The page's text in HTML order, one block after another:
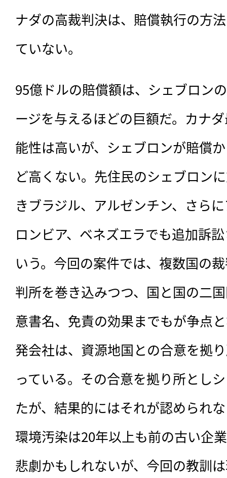
ナダの高裁判決は、賠償執行の方
ていない。
95億ドルの賠償額は、シェブロン
ージを与えるほどの巨額だ。カナ
能性は高いが、シェブロンが賠償
ど高くない。先住民のシェブロン
きブラジル、アルゼンチン、さら
ロンビア、ベネズエラでも追加訴
いう。今回の案件では、複数国の
判所を巻き込みつつ、国と国の二
意書名、免責の効果までもが争点
発会社は、資源地国との合意を拠
っている。その合意を拠り所とし
たが、結果的にはそれが認められ
環境汚染は20年以上も前の古い企
悲劇かもしれないが、今回の教訓